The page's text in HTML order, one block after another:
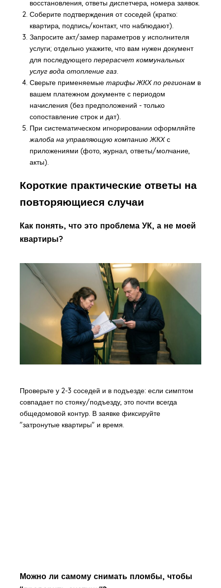
восстановления, ответы диспетчера, номера заявок.
Соберите подтверждения от соседей (кратко:
квартира, подпись/контакт, что наблюдают).
Запросите акт/замер параметров у исполнителя
услуги; отдельно укажите, что вам нужен документ
для последующего перерасчет коммунальных
услуг вода отопление газ.
Сверьте применяемые тарифы ЖКХ по регионамв
вашем платежном документе с периодом
начисления (без предположений - только
сопоставление строк и дат).
При систематическом игнорировании оформляйте
жалоба на управляющую компанию ЖКХс
приложениями (фото, журнал, ответы/молчание,
акты).
Короткие практические ответы на
повторяющиеся случаи
Как понять, что это проблема УК, а не моей
квартиры?
Проверьте у 2-3 соседей и в подъезде: если симптом
совпадает по стояку/подъезду, это почти всегда
общедомовой контур. В заявке фиксируйте
"затронутые квартиры" и время.
Можно ли самому снимать пломбы, чтобы